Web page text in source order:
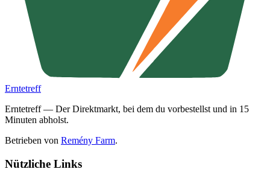
Erntetreff
Erntetreff — Der Direktmarkt, bei dem du vorbestellst und in 15
Minuten abholst.
Betrieben von Remény Farm.
Nützliche Links